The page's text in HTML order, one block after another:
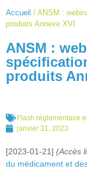
Accueil / ANSM :
produits Annexe XVI
ANSM :
produits
Flash réglementaire
janvier 31, 2023
[2023-01-21] (Accès
du médicament et